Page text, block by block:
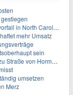
in North Carolina
mehr Umsatz
sein
von Hormus fast fertig
umsetzen
Merz